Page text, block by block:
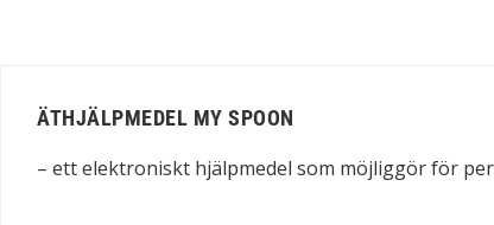
ÄTHJÄLPMEDEL MY SPOON
– ett elektroniskt hjälpmedel som möjliggör för